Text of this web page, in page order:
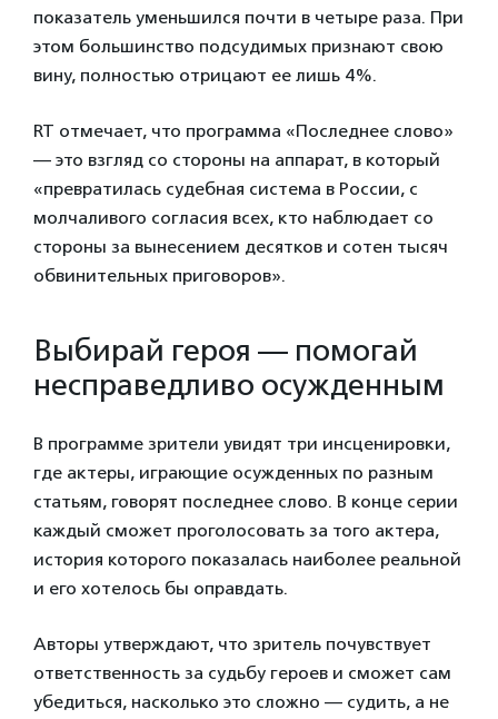
показатель уменьшился почти в четыре раза. При
этом большинство подсудимых признают свою
вину, полностью отрицают ее лишь 4%.
RT отмечает, что программа «Последнее слово»
— это взгляд со стороны на аппарат, в который
«превратилась судебная система в России, с
молчаливого согласия всех, кто наблюдает со
стороны за вынесением десятков и сотен тысяч
обвинительных приговоров».
Выбирай героя — помогай
несправедливо осужденным
В программе зрители увидят три инсценировки,
где актеры, играющие осужденных по разным
статьям, говорят последнее слово. В конце серии
каждый сможет проголосовать за того актера,
история которого показалась наиболее реальной
и его хотелось бы оправдать.
Авторы утверждают, что зритель почувствует
ответственность за судьбу героев и сможет сам
убедиться, насколько это сложно — судить, а не